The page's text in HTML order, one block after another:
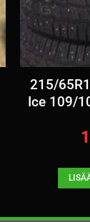
215/
Ice 109/